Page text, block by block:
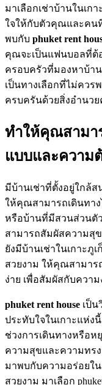
มาเลือกเช่าบ้านในเก
ใจให้กับตัวคุณและคน
พบกับ phuket rent
คุณจะเป็นแฟนบอลที่ต้
ครอบครัวที่มองหาบ้าน
เป็นทางเลือกที่ไม่ควร
ครบครันด้วยสิ่งอำนว
ทำให้คุณสามา
แบบและความ
มีบ้านเช่าที่ตั้งอยู่ใกล้
ให้คุณสามารถเดินทา
หรือบ้านที่มีสวนส่วนตั
สามารถสัมผัสความสุ
ยังมีบ้านเช่าในเกาะภู
สวยงาม ให้คุณสามาร
ง่าย เพื่อสัมผัสกับควา
phuket rent house เป็
ประทับใจในเกาะแห่ง
ช่วงการเดินทางหรือ
ความสุขและความทร
มาพบกับความอร่อยใ
สวยงาม มาเลือก